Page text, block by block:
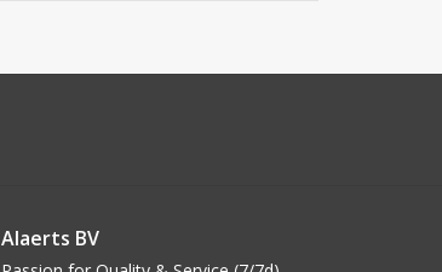
Alaerts BV